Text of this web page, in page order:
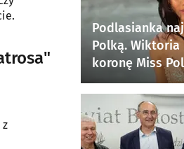
z
Podlasianka
Polką. Wiktoria
koronę Miss